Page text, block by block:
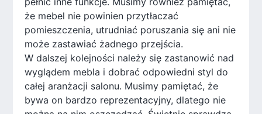
że mebel nie powinien przytłaczać
pomieszczenia, utrudniać poruszania się ani nie
może zastawiać żadnego przejścia.
W dalszej kolejności należy się zastanowić nad
wyglądem mebla i dobrać odpowiedni styl do
całej aranżacji salonu. Musimy pamiętać, że
bywa on bardzo reprezentacyjny, dlatego nie